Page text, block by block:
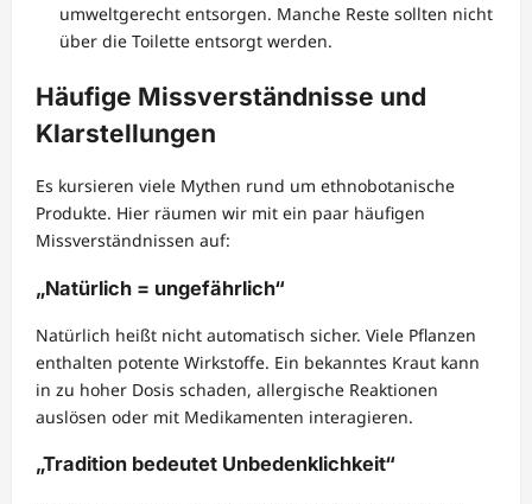
umweltgerecht entsorgen. Manche Reste sollten nicht
über die Toilette entsorgt werden.
Häufige Missverständnisse und
Klarstellungen
Es kursieren viele Mythen rund um ethnobotanische
Produkte. Hier räumen wir mit ein paar häufigen
Missverständnissen auf:
„Natürlich = ungefährlich“
Natürlich heißt nicht automatisch sicher. Viele Pflanzen
enthalten potente Wirkstoffe. Ein bekanntes Kraut kann
in zu hoher Dosis schaden, allergische Reaktionen
auslösen oder mit Medikamenten interagieren.
„Tradition bedeutet Unbedenklichkeit“